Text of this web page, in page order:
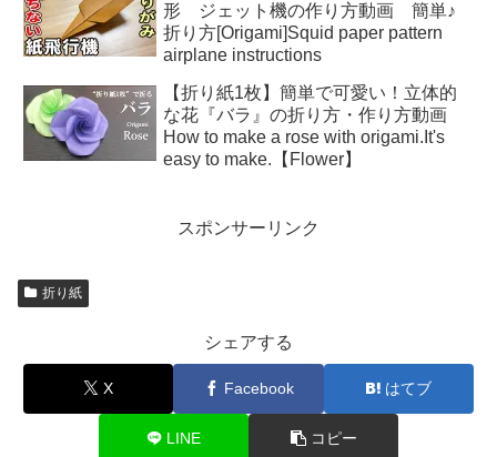
形 ジェット機の作り方動画 簡単♪
折り方[Origami]Squid paper pattern
airplane instructions
【折り紙1枚】簡単で可愛い！立体的
な花『バラ』の折り方・作り方動画
How to make a rose with origami.It's
easy to make.【Flower】
スポンサーリンク
折り紙
シェアする
X Facebook はてブ
LINE コピー